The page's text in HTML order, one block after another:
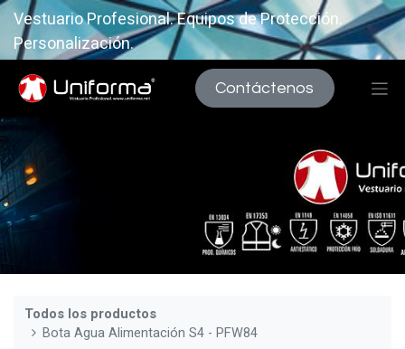
Vestuario Profesional. Equipos de Protección.
Personalización.
Contáctenos
Todos los productos
Bota Agua Alimentación S4 - PFW84